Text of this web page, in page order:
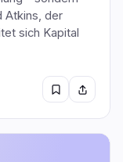
Atkins, der
sich Kapital